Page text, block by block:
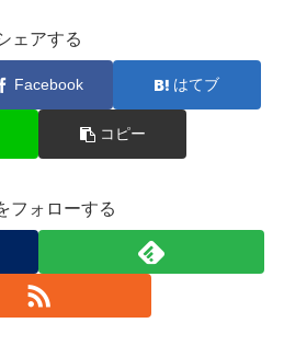
ェアする
Facebook はてブ
コピー
フォローする